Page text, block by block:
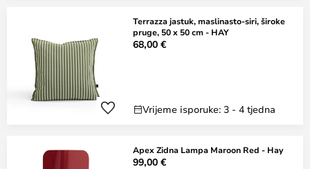
Terrazza jastuk, maslinasto-siri, široke
pruge, 50 x 50 cm - HAY
68,00 €
Vrijeme isporuke: 3 - 4 tjedna
Apex Zidna Lampa Maroon Red - Hay
99,00 €